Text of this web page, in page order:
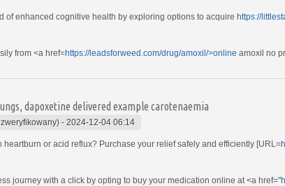
of enhanced cognitive health by exploring options to acquire https://
from <a href=https://leadsforweed.com/drug/amoxil/>online amoxil no
dapoxetine delivered example carotenaemia
- 2024-12-04 06:14
heartburn or acid reflux? Purchase your relief safely and efficiently [URL=
journey with a click by opting to buy your medication online at <a href="